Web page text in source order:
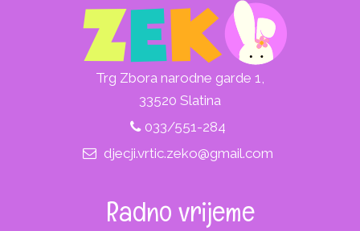
Trg Zbora narodne garde 1,
33520 Slatina
033/551-284
djecji.vrtic.zeko@gmail.com
Radno vrijeme